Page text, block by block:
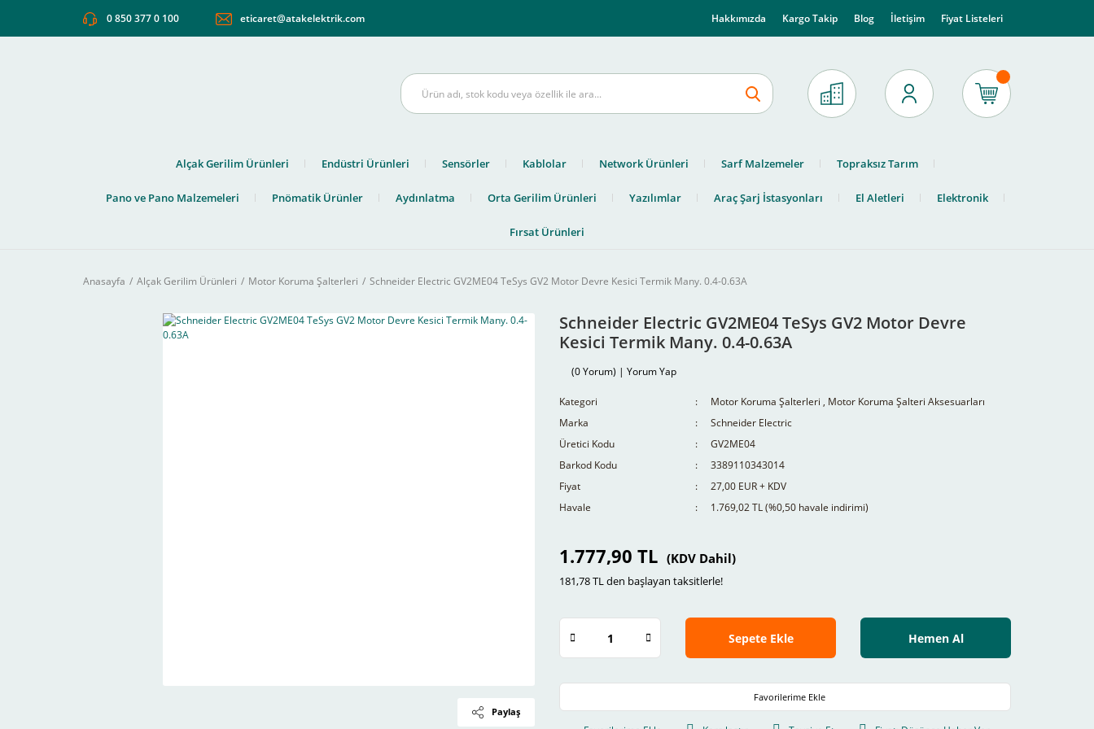
0 850 377 0 100 eticaret@atakelektrik.com Hakkımızda Kargo Takip Blog İletişim Fiyat Listeleri
Alçak Gerilim Ürünleri Endüstri Ürünleri Sensörler Kablolar Network Ürünleri Sarf Malzemeler Topraksız Tarım
Pano ve Pano Malzemeleri Pnömatik Ürünler Aydınlatma Orta Gerilim Ürünleri Yazılımlar Araç Şarj İstasyonları El Aletleri Elektronik
Fırsat Ürünleri
Anasayfa Alçak Gerilim Ürünleri Motor Koruma Şalterleri Schneider Electric GV2ME04 TeSys GV2 Motor Devre Kesici Termik Many. 0.4-0.63A
Paylaş
Schneider Electric GV2ME04 TeSys GV2 Motor Devre
Kesici Termik Many. 0.4-0.63A
(0 Yorum) | Yorum Yap
Kategori Motor Koruma Şalterleri , Motor Koruma Şalteri Aksesuarları
Marka
Schneider Electric
Üretici Kodu
GV2ME04
Barkod Kodu
3389110343014
Fiyat
27,00 EUR + KDV
Havale
1.769,02 TL (%0,50 havale indirimi)
1.777,90 TL (KDV Dahil)
181,78 TL den başlayan taksitlerle!
Sepete Ekle Hemen Al